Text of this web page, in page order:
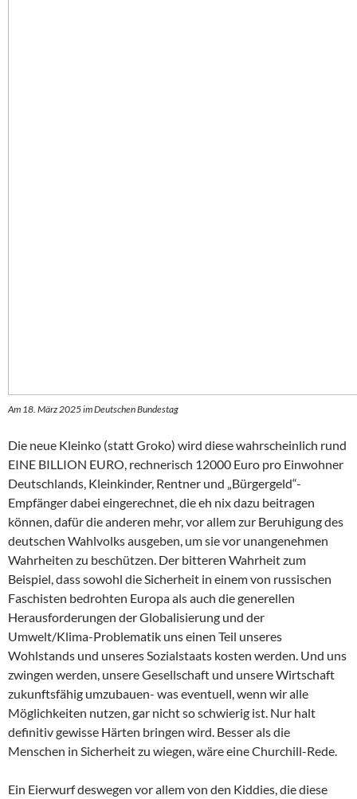
Am 18. März 2025 im Deutschen Bundestag
Die neue Kleinko (statt Groko) wird diese wahrscheinlich rund
EINE BILLION EURO, rechnerisch 12000 Euro pro Einwohner
Deutschlands, Kleinkinder, Rentner und „Bürgergeld“-
Empfänger dabei eingerechnet, die eh nix dazu beitragen
können, dafür die anderen mehr, vor allem zur Beruhigung des
deutschen Wahlvolks ausgeben, um sie vor unangenehmen
Wahrheiten zu beschützen. Der bitteren Wahrheit zum
Beispiel, dass sowohl die Sicherheit in einem von russischen
Faschisten bedrohten Europa als auch die generellen
Herausforderungen der Globalisierung und der
Umwelt/Klima-Problematik uns einen Teil unseres
Wohlstands und unseres Sozialstaats kosten werden. Und uns
zwingen werden, unsere Gesellschaft und unsere Wirtschaft
zukunftsfähig umzubauen- was eventuell, wenn wir alle
Möglichkeiten nutzen, gar nicht so schwierig ist. Nur halt
definitiv gewisse Härten bringen wird. Besser als die
Menschen in Sicherheit zu wiegen, wäre eine Churchill-Rede.
Ein Eierwurf deswegen vor allem von den Kiddies, die diese